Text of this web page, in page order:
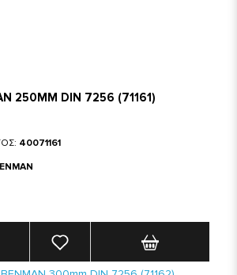
250MM DIN 7256 (71161)
40071161